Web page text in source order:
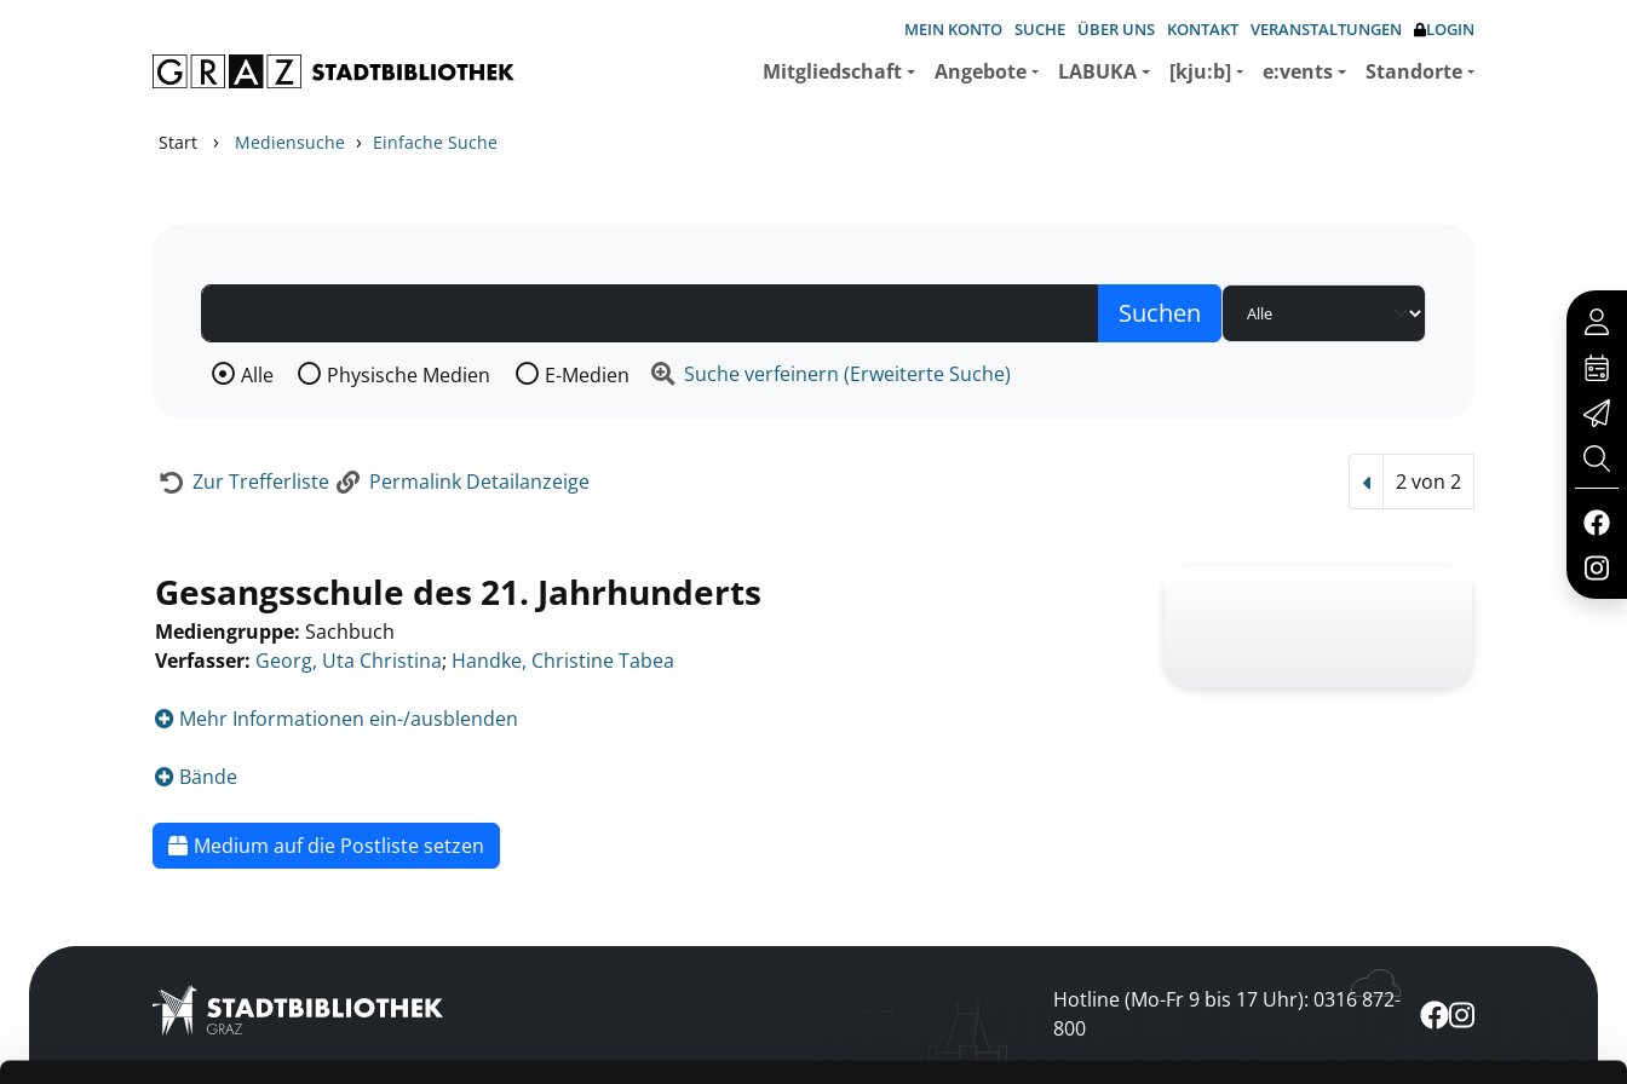
MEIN KONTO SUCHE ÜBER UNS KONTAKT VERANSTALTUNGEN LOGIN
Mitgliedschaft Angebote LABUKA [kju:b] e:vents Standorte
Start › Mediensuche › Einfache Suche
Wählen Sie die Medienart nach der Sie suchen wollen.
Alle Physische Medien E-Medien Suche verfeinern (Erweiterte Suche)
Zur Trefferliste Permalink Detailanzeige Vorheriger Treffer
2 von 2
Gesangsschule des 21. Jahrhunderts
Mediengruppe: Sachbuch
Verfasser: Georg, Uta Christina; Handke, Christine Tabea
Mehr Informationen ein-/ausblenden
Bände
Medium auf die Postliste setzen
Hotline (Mo-Fr 9 bis 17 Uhr): 0316 872-
800